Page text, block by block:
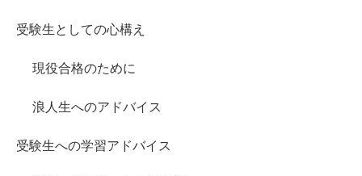
受験生としての心構え
現役合格のために
浪人生へのアドバイス
受験生への学習アドバイス